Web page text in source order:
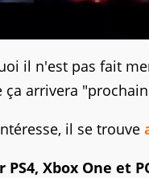
il n'est pas fait
arrivera
il se trouve
Xbox One et